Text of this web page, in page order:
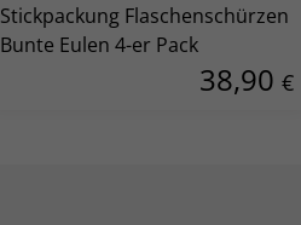
Stickpackung Flaschenschürzen
Bunte Eulen 4-er Pack
38,90 €